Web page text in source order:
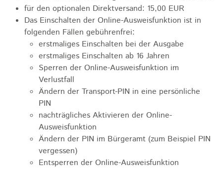
für den optionalen Direktversand: 15,00 EUR
Das Einschalten der Online-Ausweisfunktion ist in
folgenden Fällen gebührenfrei:
erstmaliges Einschalten bei der Ausgabe
erstmaliges Einschalten ab 16 Jahren
Sperren der Online-Ausweisfunktion im
Verlustfall
Ändern der Transport-PIN in eine persönliche
PIN
nachträgliches Aktivieren der Online-
Ausweisfunktion
Ändern der PIN im Bürgeramt (zum Beispiel PIN
vergessen)
Entsperren der Online-Ausweisfunktion